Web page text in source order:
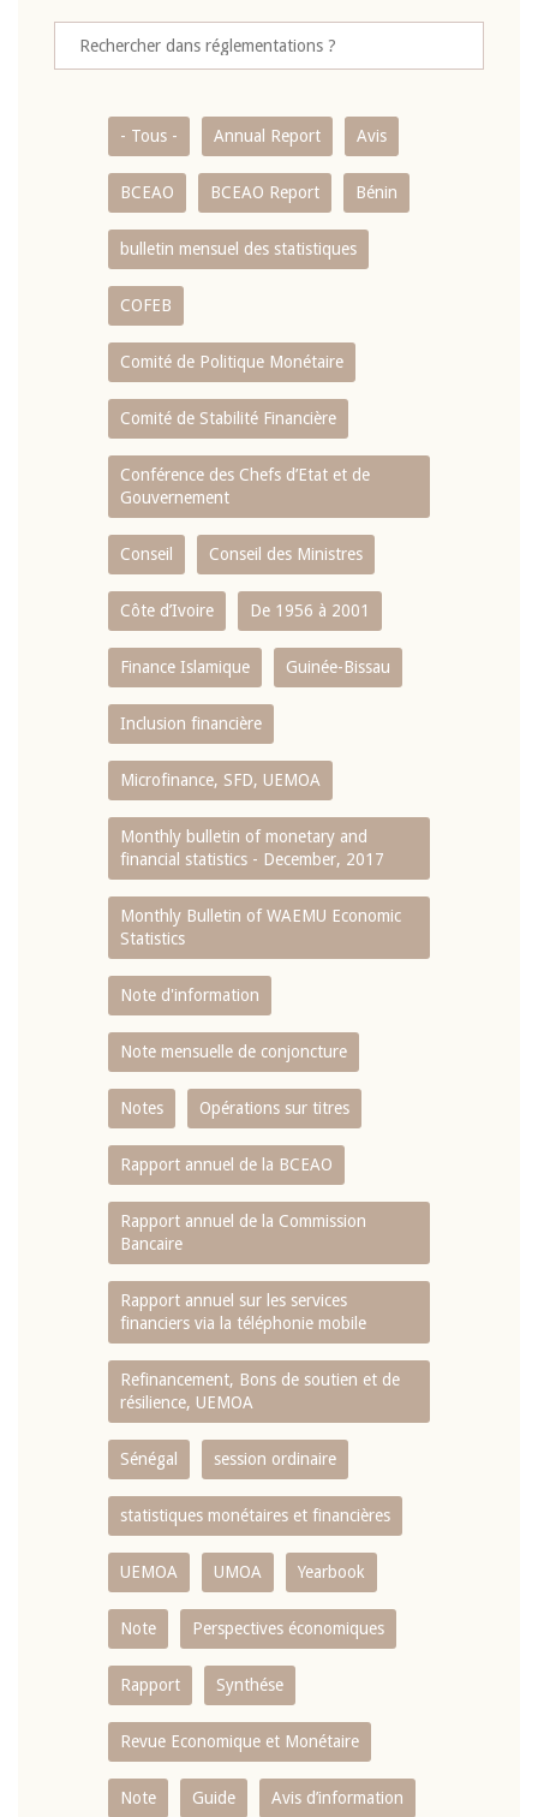
- Tous - Annual Report Avis
BCEAO BCEAO Report Bénin
bulletin mensuel des statistiques
COFEB
Comité de Politique Monétaire
Comité de Stabilité Financière
Conférence des Chefs d’Etat et de
Gouvernement
Conseil Conseil des Ministres
Côte d’Ivoire De 1956 à 2001
Finance Islamique Guinée-Bissau
Inclusion financière
Microfinance, SFD, UEMOA
Monthly bulletin of monetary and
financial statistics - December, 2017
Monthly Bulletin of WAEMU Economic
Statistics
Note d'information
Note mensuelle de conjoncture
Notes Opérations sur titres
Rapport annuel de la BCEAO
Rapport annuel de la Commission
Bancaire
Rapport annuel sur les services
financiers via la téléphonie mobile
Refinancement, Bons de soutien et de
résilience, UEMOA
Sénégal session ordinaire
statistiques monétaires et financières
UEMOA UMOA Yearbook
Note Perspectives économiques
Rapport Synthése
Revue Economique et Monétaire
Note Guide Avis d’information